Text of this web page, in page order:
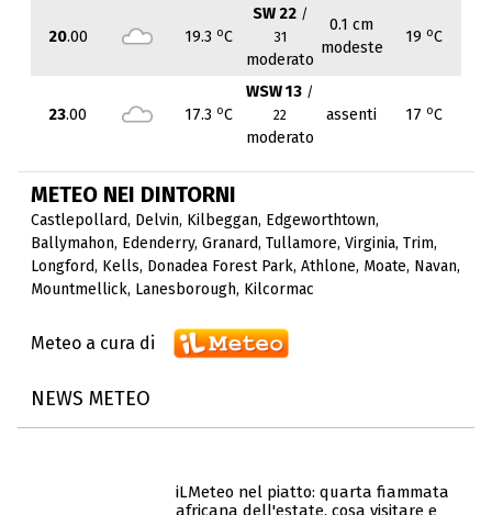
20.00 19.3 oC
SW 22 /
31
moderato
0.1 cm
modeste
19 oC
23.00 17.3 oC
WSW 13 /
22
moderato
assenti 17 oC
METEO NEI DINTORNI
Castlepollard, Delvin, Kilbeggan, Edgeworthtown,
Ballymahon, Edenderry, Granard, Tullamore, Virginia, Trim,
Longford, Kells, Donadea Forest Park, Athlone, Moate, Navan,
Mountmellick, Lanesborough, Kilcormac
Meteo a cura di
NEWS METEO
iLMeteo nel piatto: quarta fiammata
africana dell'estate, cosa visitare e